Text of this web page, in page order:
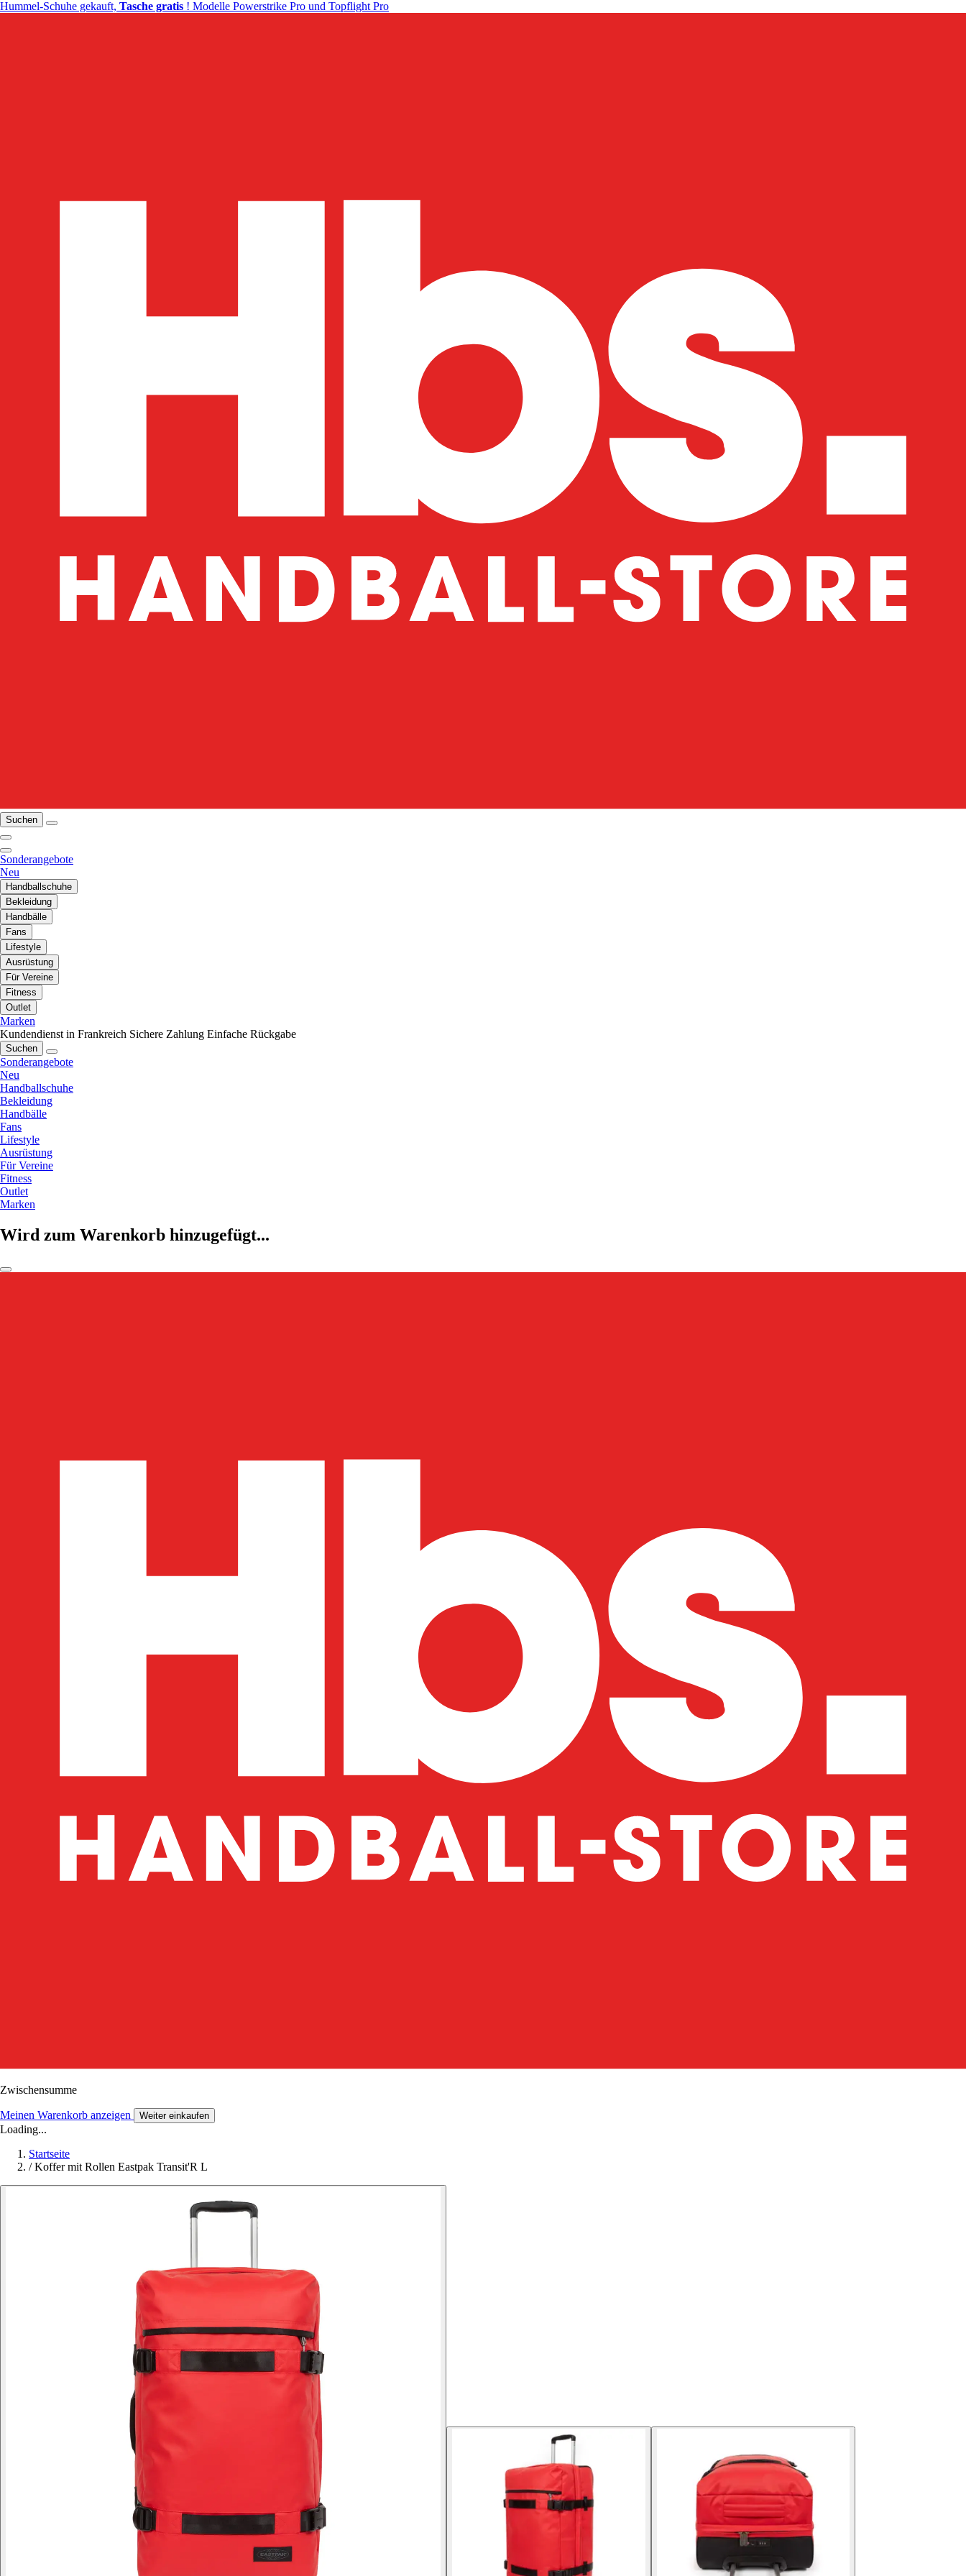
Hummel-Schuhe gekauft, Tasche gratis ! Modelle Powerstrike Pro und Topflight Pro
Suchen
Sonderangebote
Neu
Handballschuhe
Bekleidung
Handbälle
Fans
Lifestyle
Ausrüstung
Für Vereine
Fitness
Outlet
Marken
Kundendienst in Frankreich Sichere Zahlung Einfache Rückgabe
Suchen
Sonderangebote
Neu
Handballschuhe
Bekleidung
Handbälle
Fans
Lifestyle
Ausrüstung
Für Vereine
Fitness
Outlet
Marken
Wird zum Warenkorb hinzugefügt...
Zwischensumme
Meinen Warenkorb anzeigen Weiter einkaufen
Loading...
Startseite
/ Koffer mit Rollen Eastpak Transit'R L